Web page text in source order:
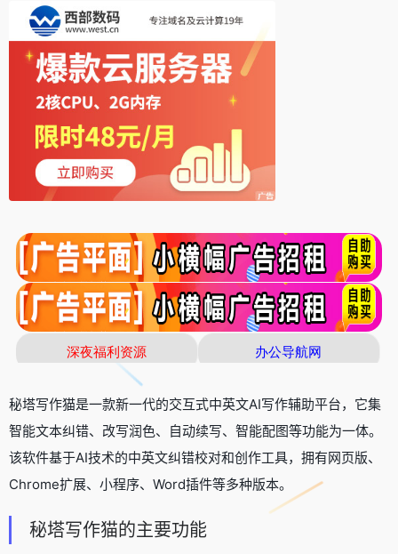
秘塔写作猫是一款新一代的交互式中英文AI写作辅助平台，它集
智能文本纠错、改写润色、自动续写、智能配图等功能为一体。
该软件基于AI技术的中英文纠错校对和创作工具，拥有网页版、
Chrome扩展、小程序、Word插件等多种版本。
秘塔写作猫的主要功能